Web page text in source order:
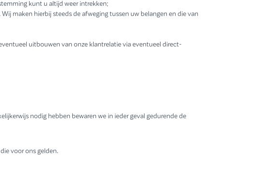
kunt u altijd weer intrekken;
maken hierbij steeds de afweging tussen uw belangen en die van
uitbouwen van onze klantrelatie via eventueel direct-
nodig hebben bewaren we in ieder geval gedurende de
voor ons gelden.